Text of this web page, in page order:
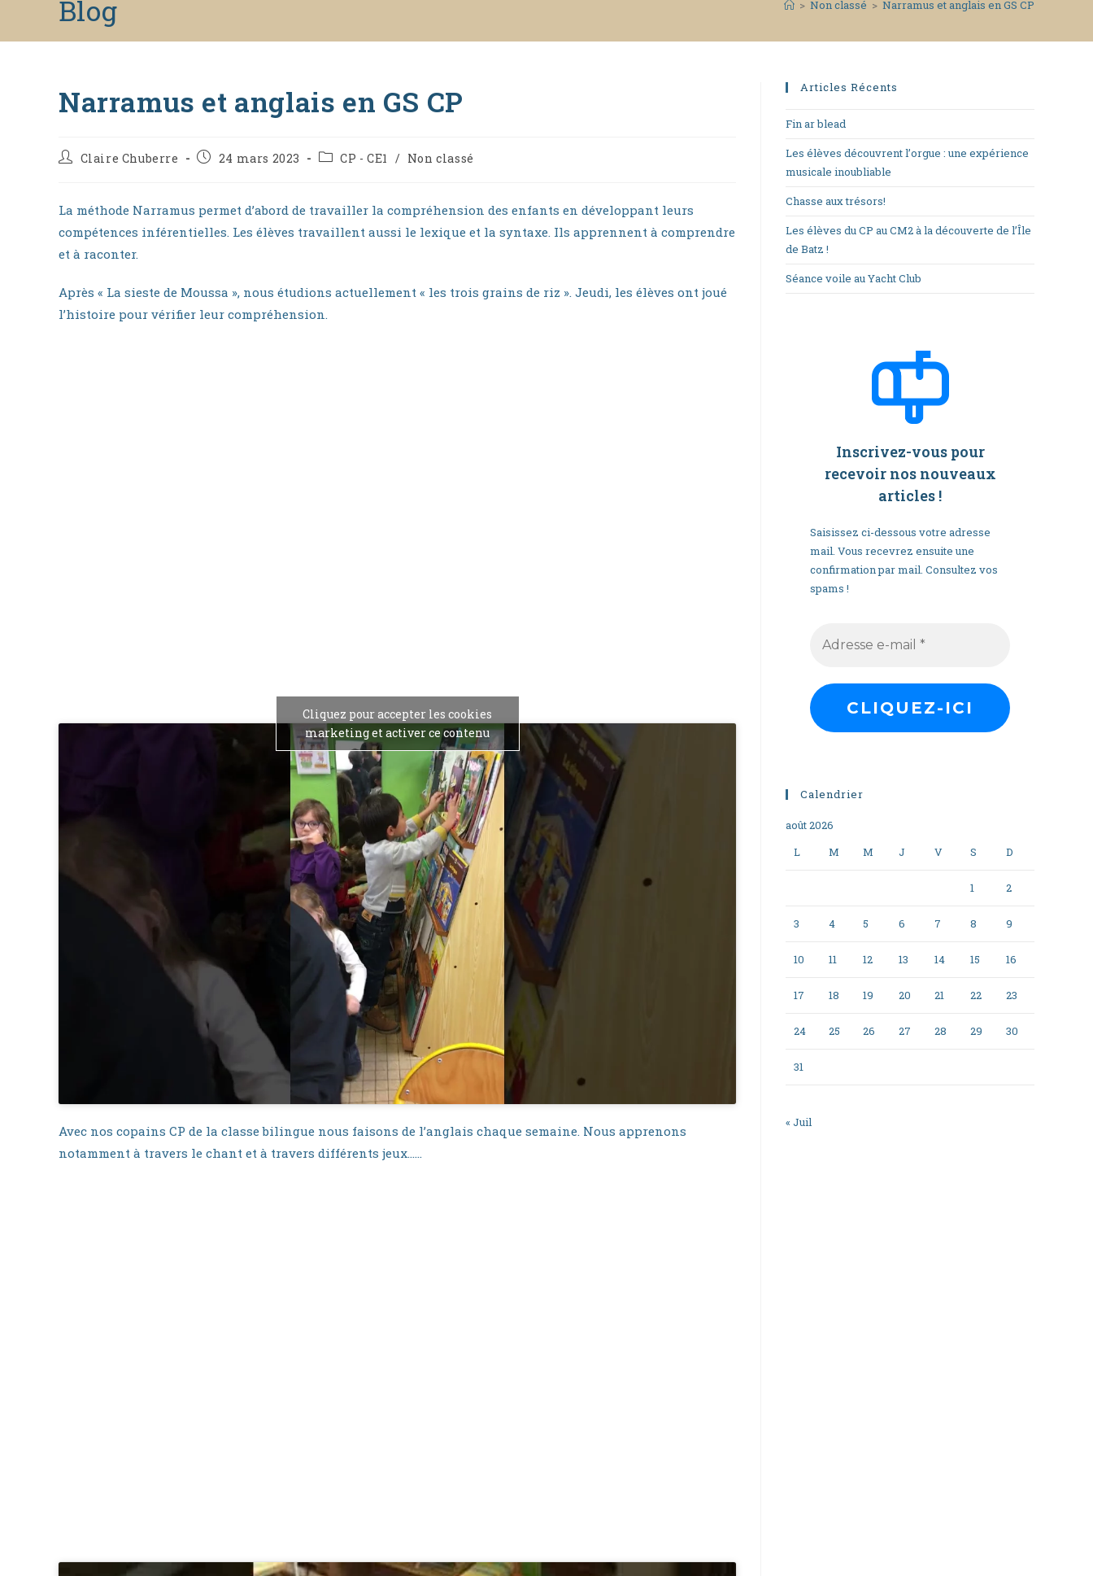
Blog > Non classé > Narramus et anglais en GS CP
Narramus et anglais en GS CP
Auteur/autrice
publication :
Claire Chuberre
Publication
24 mars 2023
PostCP - CE1 / Non classé
La méthode Narramus permet d’abord de travailler la compréhension des enfants en développant leurs
compétences inférentielles. Les élèves travaillent aussi le lexique et la syntaxe. Ils apprennent à comprendre
et à raconter.
Après « La sieste de Moussa », nous étudions actuellement « les trois grains de riz ». Jeudi, les élèves ont joué
l’histoire pour vérifier leur compréhension.
Cliquez pour accepter les cookies
marketing et activer ce contenu
Avec nos copains CP de la classe bilingue nous faisons de l’anglais chaque semaine. Nous apprenons
notamment à travers le chant et à travers différents jeux……
Articles Récents
Fin ar blead
Les élèves découvrent l’orgue : une expérience
musicale inoubliable
Chasse aux trésors!
Les élèves du CP au CM2 à la découverte de l’Île
de Batz !
Séance voile au Yacht Club
Inscrivez-vous pour
recevoir nos nouveaux
articles !
Saisissez ci-dessous votre adresse
mail. Vous recevrez ensuite une
confirmation par mail. Consultez vos
spams !
Calendrier
août 2026
L
M M J V S D
1 2
3 4 5 6 7 8 9
10 11 12 13 14 15 16
17 18 19 20 21 22 23
24 25 26 27 28 29 30
31
« Juil